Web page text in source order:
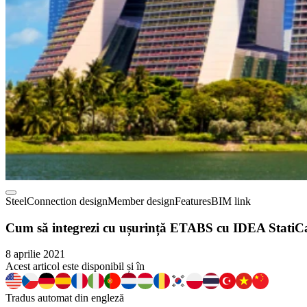
SteelConnection designMember designFeaturesBIM link
Cum să integrezi cu ușurință ETABS cu IDEA
8 aprilie 2021
Acest articol este disponibil și în
Tradus automat din engleză